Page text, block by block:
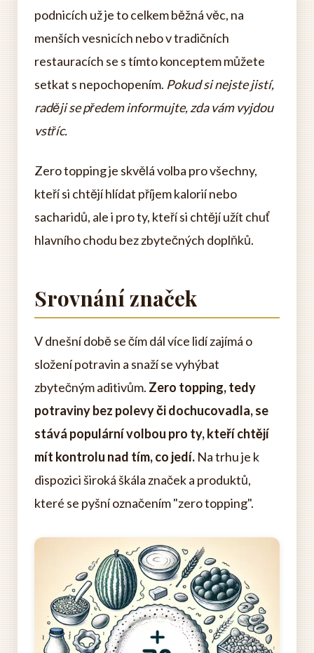
podnicích už je to celkem běžná věc, na
menších vesnicích nebo v tradičních
restauracích se s tímto konceptem můžete
setkat s nepochopením. Pokud si nejste jistí,
raději se předem informujte, zda vám vyjdou
vstříc.
Zero topping je skvělá volba pro všechny,
kteří si chtějí hlídat příjem kalorií nebo
sacharidů, ale i pro ty, kteří si chtějí užít chuť
hlavního chodu bez zbytečných doplňků.
Srovnání značek
V dnešní době se čím dál více lidí zajímá o
složení potravin a snaží se vyhýbat
zbytečným aditivům. Zero topping, tedy
potraviny bez polevy či dochucovadla, se
stává populární volbou pro ty, kteří chtějí
mít kontrolu nad tím, co jedí. Na trhu je k
dispozici široká škála značek a produktů,
které se pyšní označením "zero topping".